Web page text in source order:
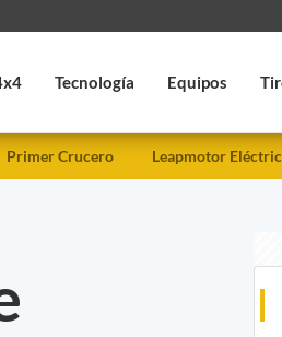
Tecnología Equipos
Primer Crucero Leapmotor